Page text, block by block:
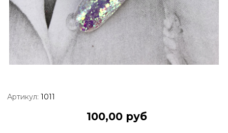
Артикул: 1011
100,00 руб